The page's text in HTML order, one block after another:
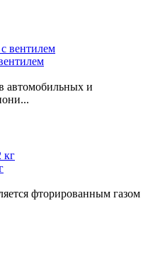
автомобильных и
фторированным газом